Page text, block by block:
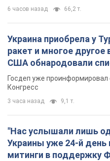
6 часов назад 66,2 т.
Украина приобрела у
ракет и многое
США обнародовали
Госдеп уже проинформировал
Конгресс
3 часа назад 9,1 т.
"Нас услышали лишь
Украины уже 24-й день
митинги в поддержку